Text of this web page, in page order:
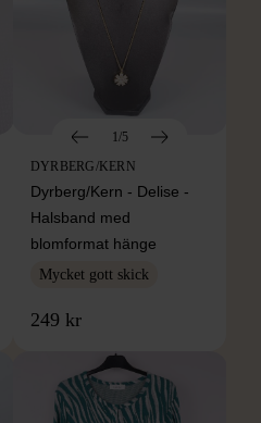
1/5
DYRBERG/KERN
Dyrberg/Kern - Delise -
Halsband med
blomformat hänge
Mycket gott skick
249 kr